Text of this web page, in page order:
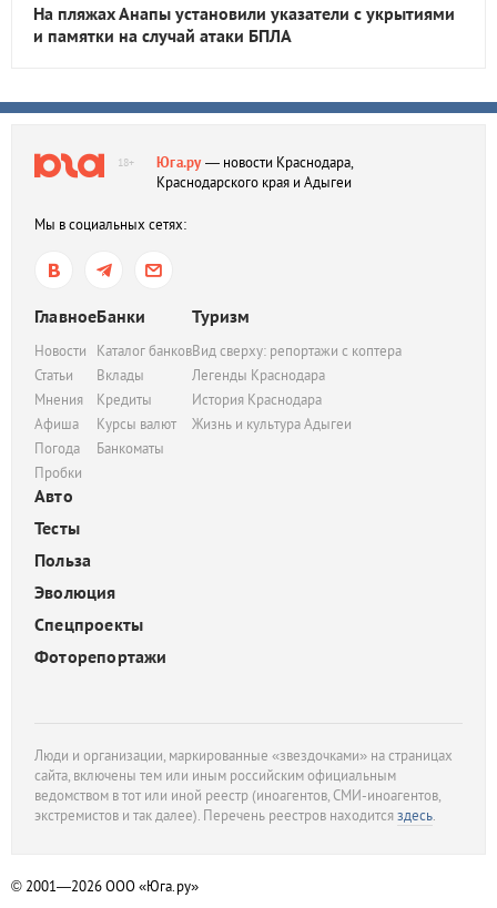
На пляжах Анапы установили указатели с укрытиями
и памятки на случай атаки БПЛА
18+ Юга.ру— новости Краснодара,
Краснодарского края и Адыгеи
Мы в социальных сетях:
Главное
Новости
Статьи
Мнения
Афиша
Погода
Пробки
Банки
Каталог банков
Вклады
Кредиты
Курсы валют
Банкоматы
Туризм
Вид сверху: репортажи с коптера
Легенды Краснодара
История Краснодара
Жизнь и культура Адыгеи
Авто
Тесты
Польза
Эволюция
Спецпроекты
Фоторепортажи
Люди и организации, маркированные «звездочками» на страницах
сайта, включены тем или иным российским официальным
ведомством в тот или иной реестр (иноагентов, СМИ-иноагентов,
экстремистов и так далее). Перечень реестров находитсяздесь.
© 2001—2026ООО «Юга.ру»